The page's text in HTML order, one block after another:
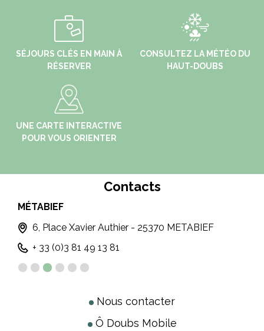
SÉJOURS CLÉS EN MAIN À
RÉSERVER
CONSULTEZ LA MÉTÉO DU
HAUT-DOUBS
UNE CARTE INTERACTIVE
POUR VOUS ORIENTER
Contacts
MÉTABIEF
6, Place Xavier Authier - 25370 METABIEF
+ 33 (0)3 81 49 13 81
Nous contacter
Ô Doubs Mobile